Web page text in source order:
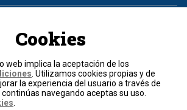
Política de cookies
Términos y condiciones
© 2026, RCN Medios.
los derechos reservados.
Cookies
web implica la aceptación de los
. Utilizamos cookies propias y de
la experiencia del usuario a través de
navegando aceptas su uso.